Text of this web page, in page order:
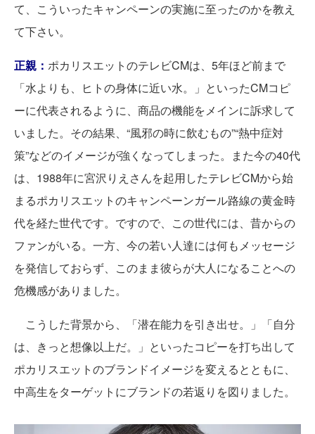
て、こういったキャンペーンの実施に至ったのかを教え
て下さい。
正親： ポカリスエットのテレビCMは、5年ほど前まで
「水よりも、ヒトの身体に近い水。」といったCMコピ
ーに代表されるように、商品の機能をメインに訴求して
いました。その結果、“風邪の時に飲むもの”“熱中症対
策”などのイメージが強くなってしまった。また今の40代
は、1988年に宮沢りえさんを起用したテレビCMから始
まるポカリスエットのキャンペーンガール路線の黄金時
代を経た世代です。ですので、この世代には、昔からの
ファンがいる。一方、今の若い人達には何もメッセージ
を発信しておらず、このまま彼らが大人になることへの
危機感がありました。
こうした背景から、「潜在能力を引き出せ。」「自分
は、きっと想像以上だ。」といったコピーを打ち出して
ポカリスエットのブランドイメージを変えるとともに、
中高生をターゲットにブランドの若返りを図りました。